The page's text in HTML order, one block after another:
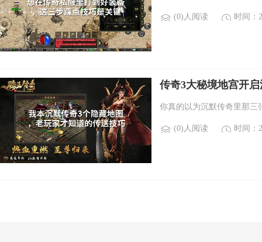
(0)人阅读 时间：
传奇3大秘境地宫开
你真的以为沉默传奇里那三
(0)人阅读 时间：